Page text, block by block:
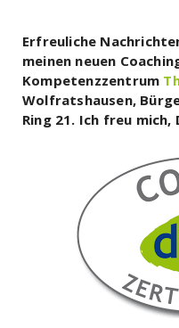
Erfreuliche
meinen neuen
Kompetenzzentrum
Wolfratshausen,
Ring 21. Ich freu